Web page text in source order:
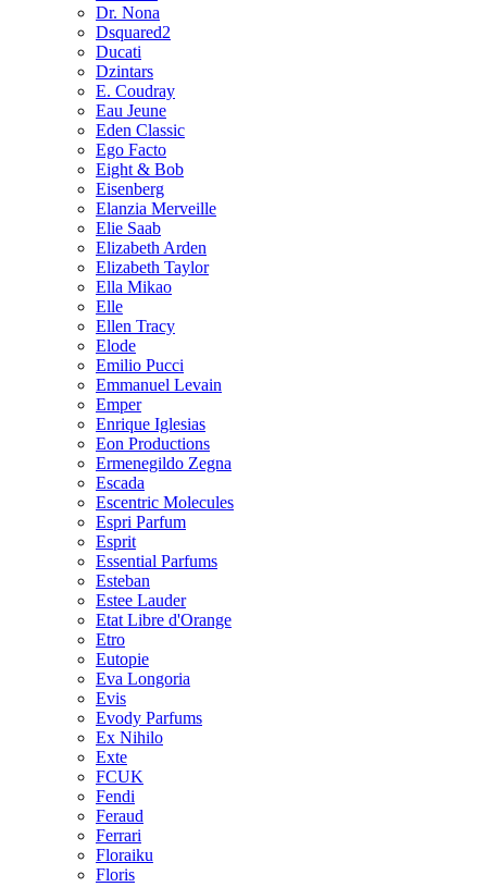
Dr. Nona
Dsquared2
Ducati
Dzintars
E. Coudray
Eau Jeune
Eden Classic
Ego Facto
Eight & Bob
Eisenberg
Elanzia Merveille
Elie Saab
Elizabeth Arden
Elizabeth Taylor
Ella Mikao
Elle
Ellen Tracy
Elode
Emilio Pucci
Emmanuel Levain
Emper
Enrique Iglesias
Eon Productions
Ermenegildo Zegna
Escada
Escentric Molecules
Espri Parfum
Esprit
Essential Parfums
Esteban
Estee Lauder
Etat Libre d'Orange
Etro
Eutopie
Eva Longoria
Evis
Evody Parfums
Ex Nihilo
Exte
FCUK
Fendi
Feraud
Ferrari
Floraiku
Floris